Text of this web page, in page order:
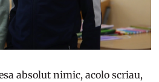
absolut nimic, acolo scriau,